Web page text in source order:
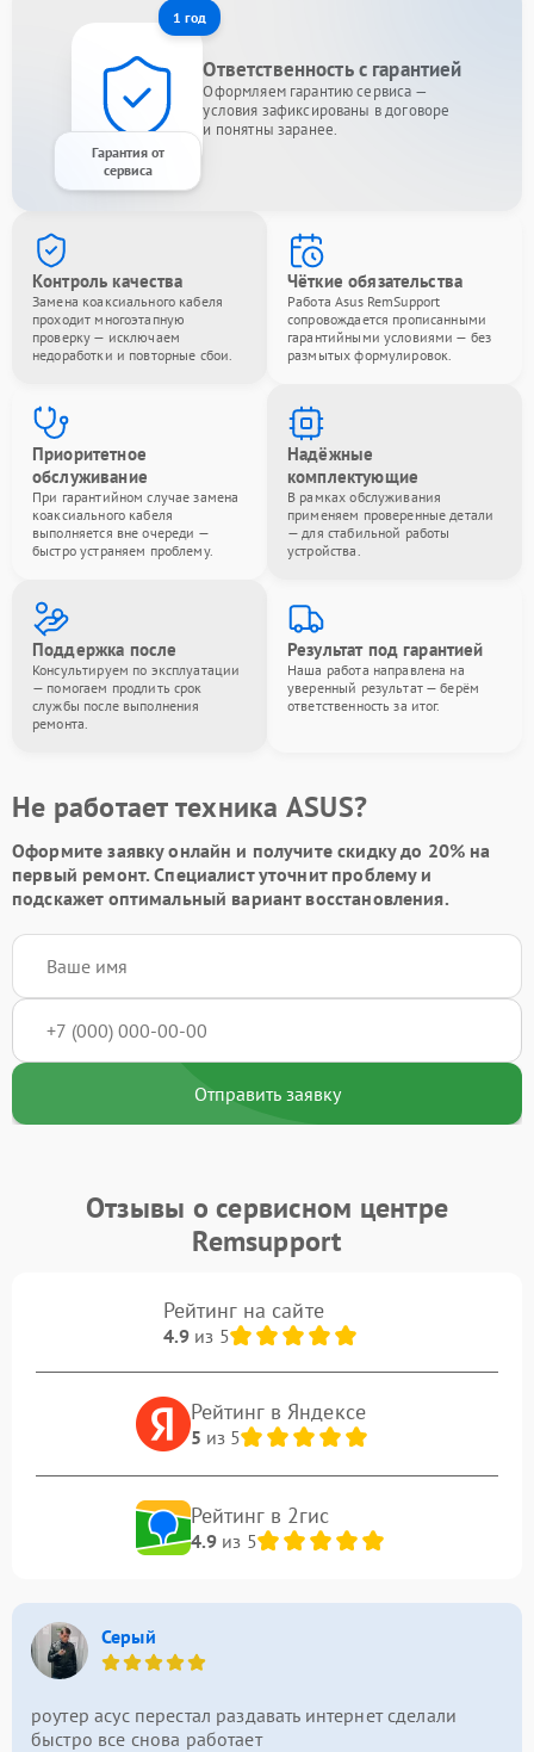
1 год
Гарантия от
сервиса
Ответственность с гарантией
Оформляем гарантию сервиса —
условия зафиксированы в договоре
и понятны заранее.
Контроль качества
Замена коаксиального кабеля
проходит многоэтапную
проверку — исключаем
недоработки и повторные сбои.
Чёткие обязательства
Работа Asus RemSupport
сопровождается прописанными
гарантийными условиями — без
размытых формулировок.
Приоритетное
обслуживание
При гарантийном случае замена
коаксиального кабеля
выполняется вне очереди —
быстро устраняем проблему.
Надёжные
комплектующие
В рамках обслуживания
применяем проверенные детали
— для стабильной работы
устройства.
Поддержка после
Консультируем по эксплуатации
— помогаем продлить срок
службы после выполнения
ремонта.
Результат под гарантией
Наша работа направлена на
уверенный результат — берём
ответственность за итог.
Не работает техника ASUS?
Оформите заявку онлайн и получитескидку до 20% на
первый ремонт. Специалист уточнит проблему и
подскажет оптимальный вариант восстановления.
Отправить заявку
Отзывы о сервисном центре
Remsupport
Рейтинг на сайте
4.9из 5
Рейтинг в Яндексе
5 из 5
Рейтинг в 2гис
4.9из 5
Серый
роутер асус перестал раздавать интернет сделали
быстро все снова работает